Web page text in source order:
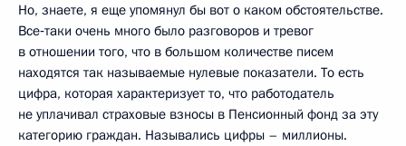
Но, знаете, я еще упомянул бы вот о каком обстоятельстве.
Все‑таки очень много было разговоров и тревог
в отношении того, что в большом количестве писем
находятся так называемые нулевые показатели. То есть
цифра, которая характеризует то, что работодатель
не уплачивал страховые взносы в Пенсионный фонд за эту
категорию граждан. Назывались цифры – миллионы.